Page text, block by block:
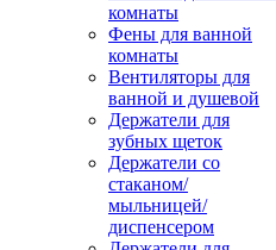
комнаты
Фены для ванной
комнаты
Вентиляторы для
ванной и душевой
Держатели для
зубных щеток
Держатели со
стаканом/
мыльницей/
диспенсером